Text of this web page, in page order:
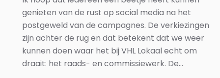
genieten van de rust op social media na het
postgeweld van de campagnes. De verkiezingen
zijn achter de rug en dat betekent dat we weer
kunnen doen waar het bij VHL Lokaal echt om
draait: het raads- en commissiewerk. De...